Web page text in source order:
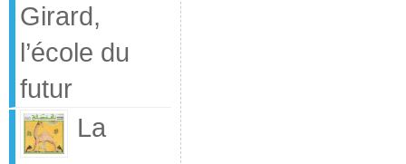
Girard,
l’école du
futur
La